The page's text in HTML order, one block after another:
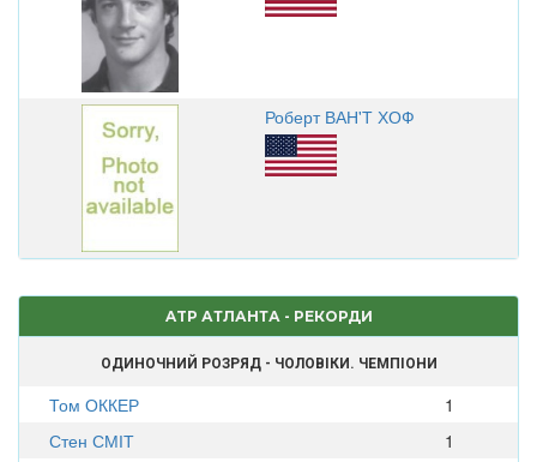
Роберт ВАН'Т ХОФ
ATP АТЛАНТА - РЕКОРДИ
ОДИНОЧНИЙ РОЗРЯД - ЧОЛОВІКИ. ЧЕМПІОНИ
Том ОККЕР
1
Стен СМІТ
1